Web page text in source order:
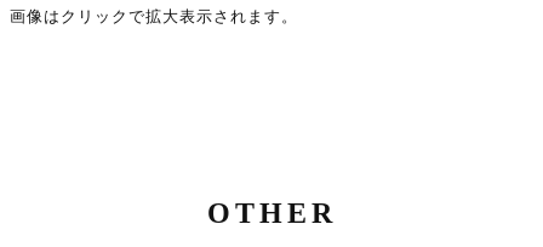
画像はクリックで拡大表示されます。
OTHER